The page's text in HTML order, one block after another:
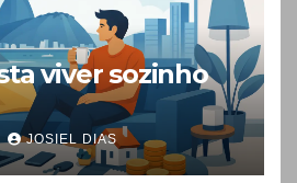
viver sozinho
JOSIEL DIAS